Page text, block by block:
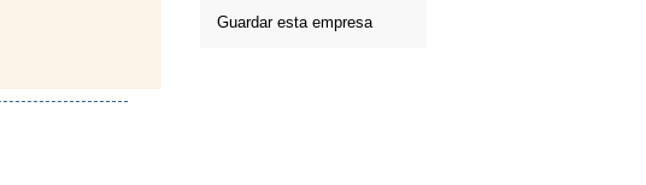
Guardar esta empresa